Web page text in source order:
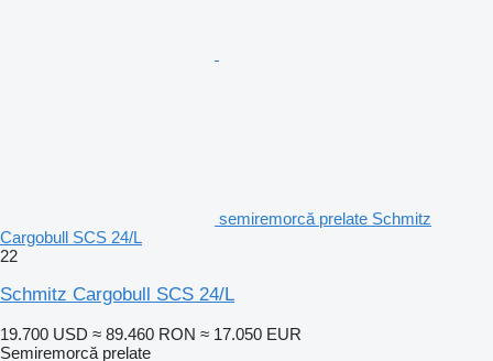
semiremorcă prelate Schmitz
Cargobull SCS 24/L
22
Schmitz Cargobull SCS 24/L
19.700 USD ≈ 89.460 RON ≈ 17.050 EUR
Semiremorcă prelate